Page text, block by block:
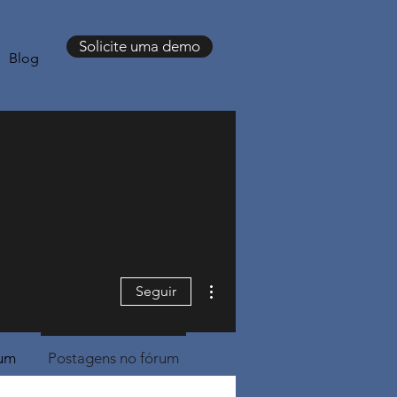
Blog
Solicite uma demo
Seguir
Postagens no fórum